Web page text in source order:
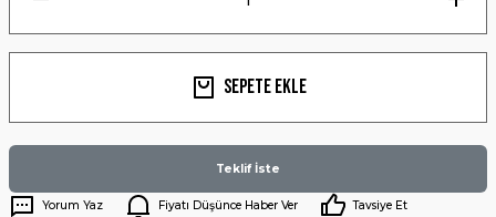
Sepete Ekle
Teklif İste
Yorum Yaz Fiyatı Düşünce Haber Ver Tavsiye Et